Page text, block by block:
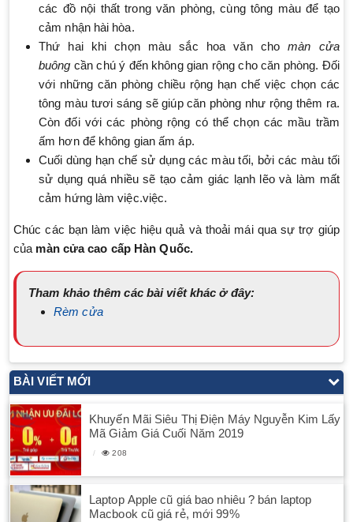
các đồ nội thất trong văn phòng, cùng tông màu để tạo
cảm nhận hài hòa.
Thứ hai khi chọn màu sắc hoa văn chomàn cửa
buông cần chú ý đến không gian rộng cho căn phòng. Đối
với những căn phòng chiều rộng hạn chế việc chọn các
tông màu tươi sáng sẽ giúp căn phòng như rộng thêm ra.
Còn đối với các phòng rộng có thể chọn các mầu trầm
ấm hơn để không gian ấm áp.
Cuối dùng hạn chế sử dụng các màu tối, bởi các màu tối
sử dụng quá nhiều sẽ tạo cảm giác lạnh lẽo và làm mất
cảm hứng làm việc.việc.
Chúc các bạn làm việc hiệu quả và thoải mái qua sự trợ giúp
của màn cửa cao cấp Hàn Quốc.
Tham khảo thêm các bài viết khác ở đây:
Rèm cửa
BÀI VIẾT MỚI
Khuyến Mãi Siêu Thị Điện Máy Nguyễn Kim Lấy
Mã Giảm Giá Cuối Năm 2019
208
Laptop Apple cũ giá bao nhiêu ? bán laptop
Macbook cũ giá rẻ, mới 99%